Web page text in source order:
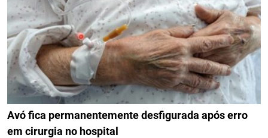
Avó fica permanentemente desfigurada após erro
em cirurgia no hospital